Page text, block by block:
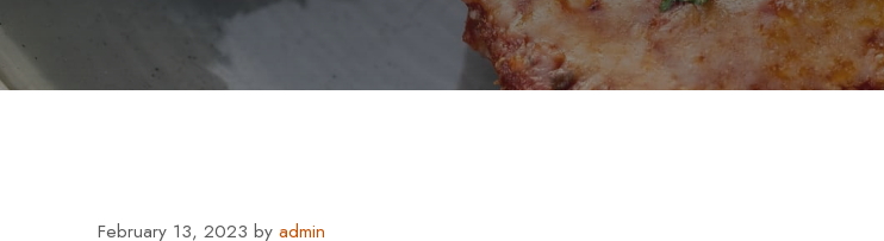
February 13, 2023 by admin